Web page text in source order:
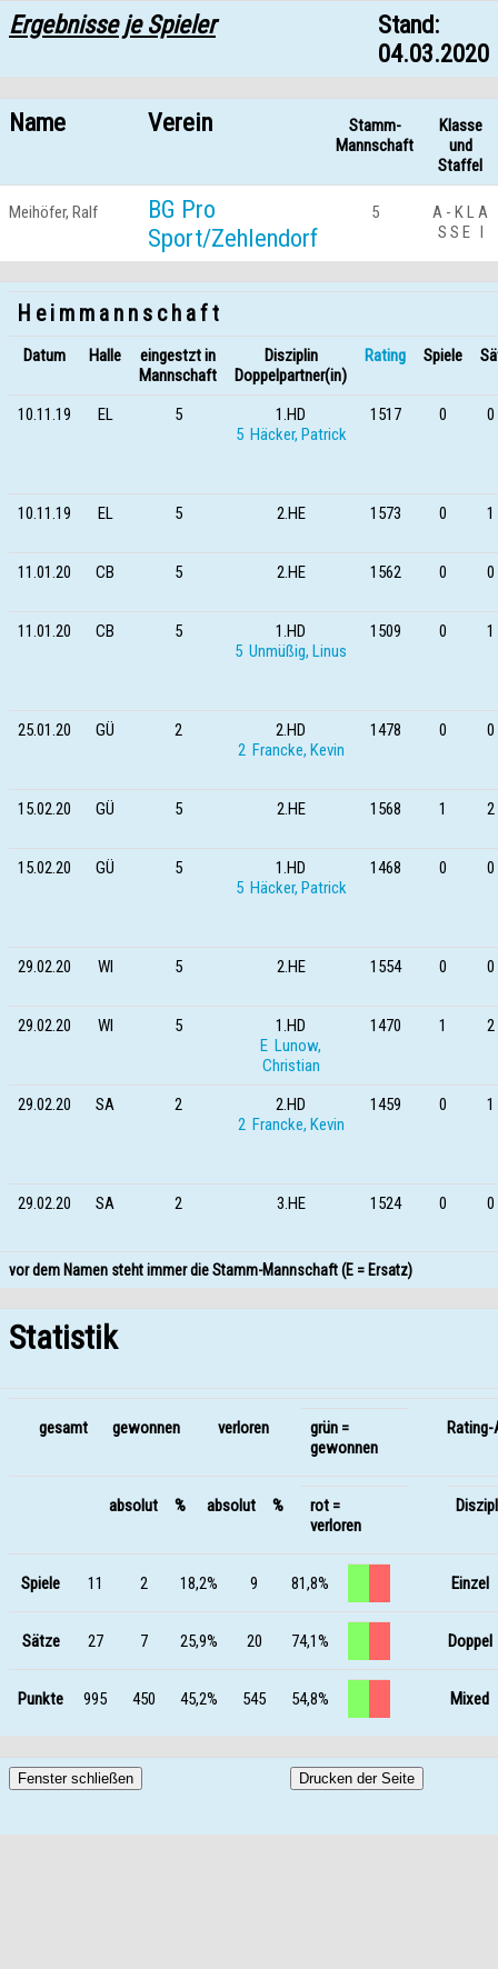
Ergebnisse je Spieler
Stand:
04.03.2020
Name Verein
Stamm-
Mannschaft
Klasse
und
Staffel
Meihöfer, Ralf
BG Pro
Sport/Zehlendorf
5
A - K L A
S S E I
H e i m m a n n s c h a f t
Datum Halle
eingestzt in
Mannschaft
Disziplin
Doppelpartner(in)
Rating Spiele
10.11.19 EL 5
1.HD
5 Häcker, Patrick
1517 0 0
10.11.19 EL 5 2.HE 1573 0 1
11.01.20 CB 5 2.HE 1562 0 0
11.01.20 CB 5
1.HD
5 Unmüßig, Linus
1509 0 1
25.01.20 GÜ 2
2.HD
2 Francke, Kevin
1478 0 0
15.02.20 GÜ 5 2.HE 1568 1 2
15.02.20 GÜ 5
1.HD
5 Häcker, Patrick
1468 0 0
29.02.20 WI 5 2.HE 1554 0 0
29.02.20 WI 5
1.HD
E Lunow,
Christian
1470 1 2
29.02.20 SA 2
2.HD
2 Francke, Kevin
1459 0 1
29.02.20 SA 2 3.HE 1524 0 0
vor dem Namen steht immer die Stamm-Mannschaft (E = Ersatz)
Statistik
gesamt gewonnen verloren
grün =
gewonnen
absolut % absolut %
rot =
verloren
Spiele 11 2 18,2% 9 81,8% Einzel
Sätze 27 7 25,9% 20 74,1% Doppel
Punkte 995 450 45,2% 545 54,8% Mixed